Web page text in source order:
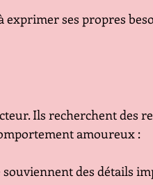
ses propres
Ils recherchent des
amoureux :
des détails